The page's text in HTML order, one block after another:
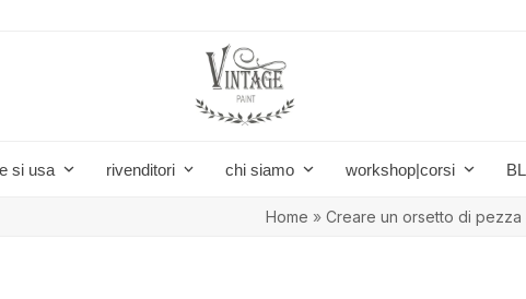
si usa rivenditori chi siamo workshop|corsi
Home » Creare un orsetto di pezza